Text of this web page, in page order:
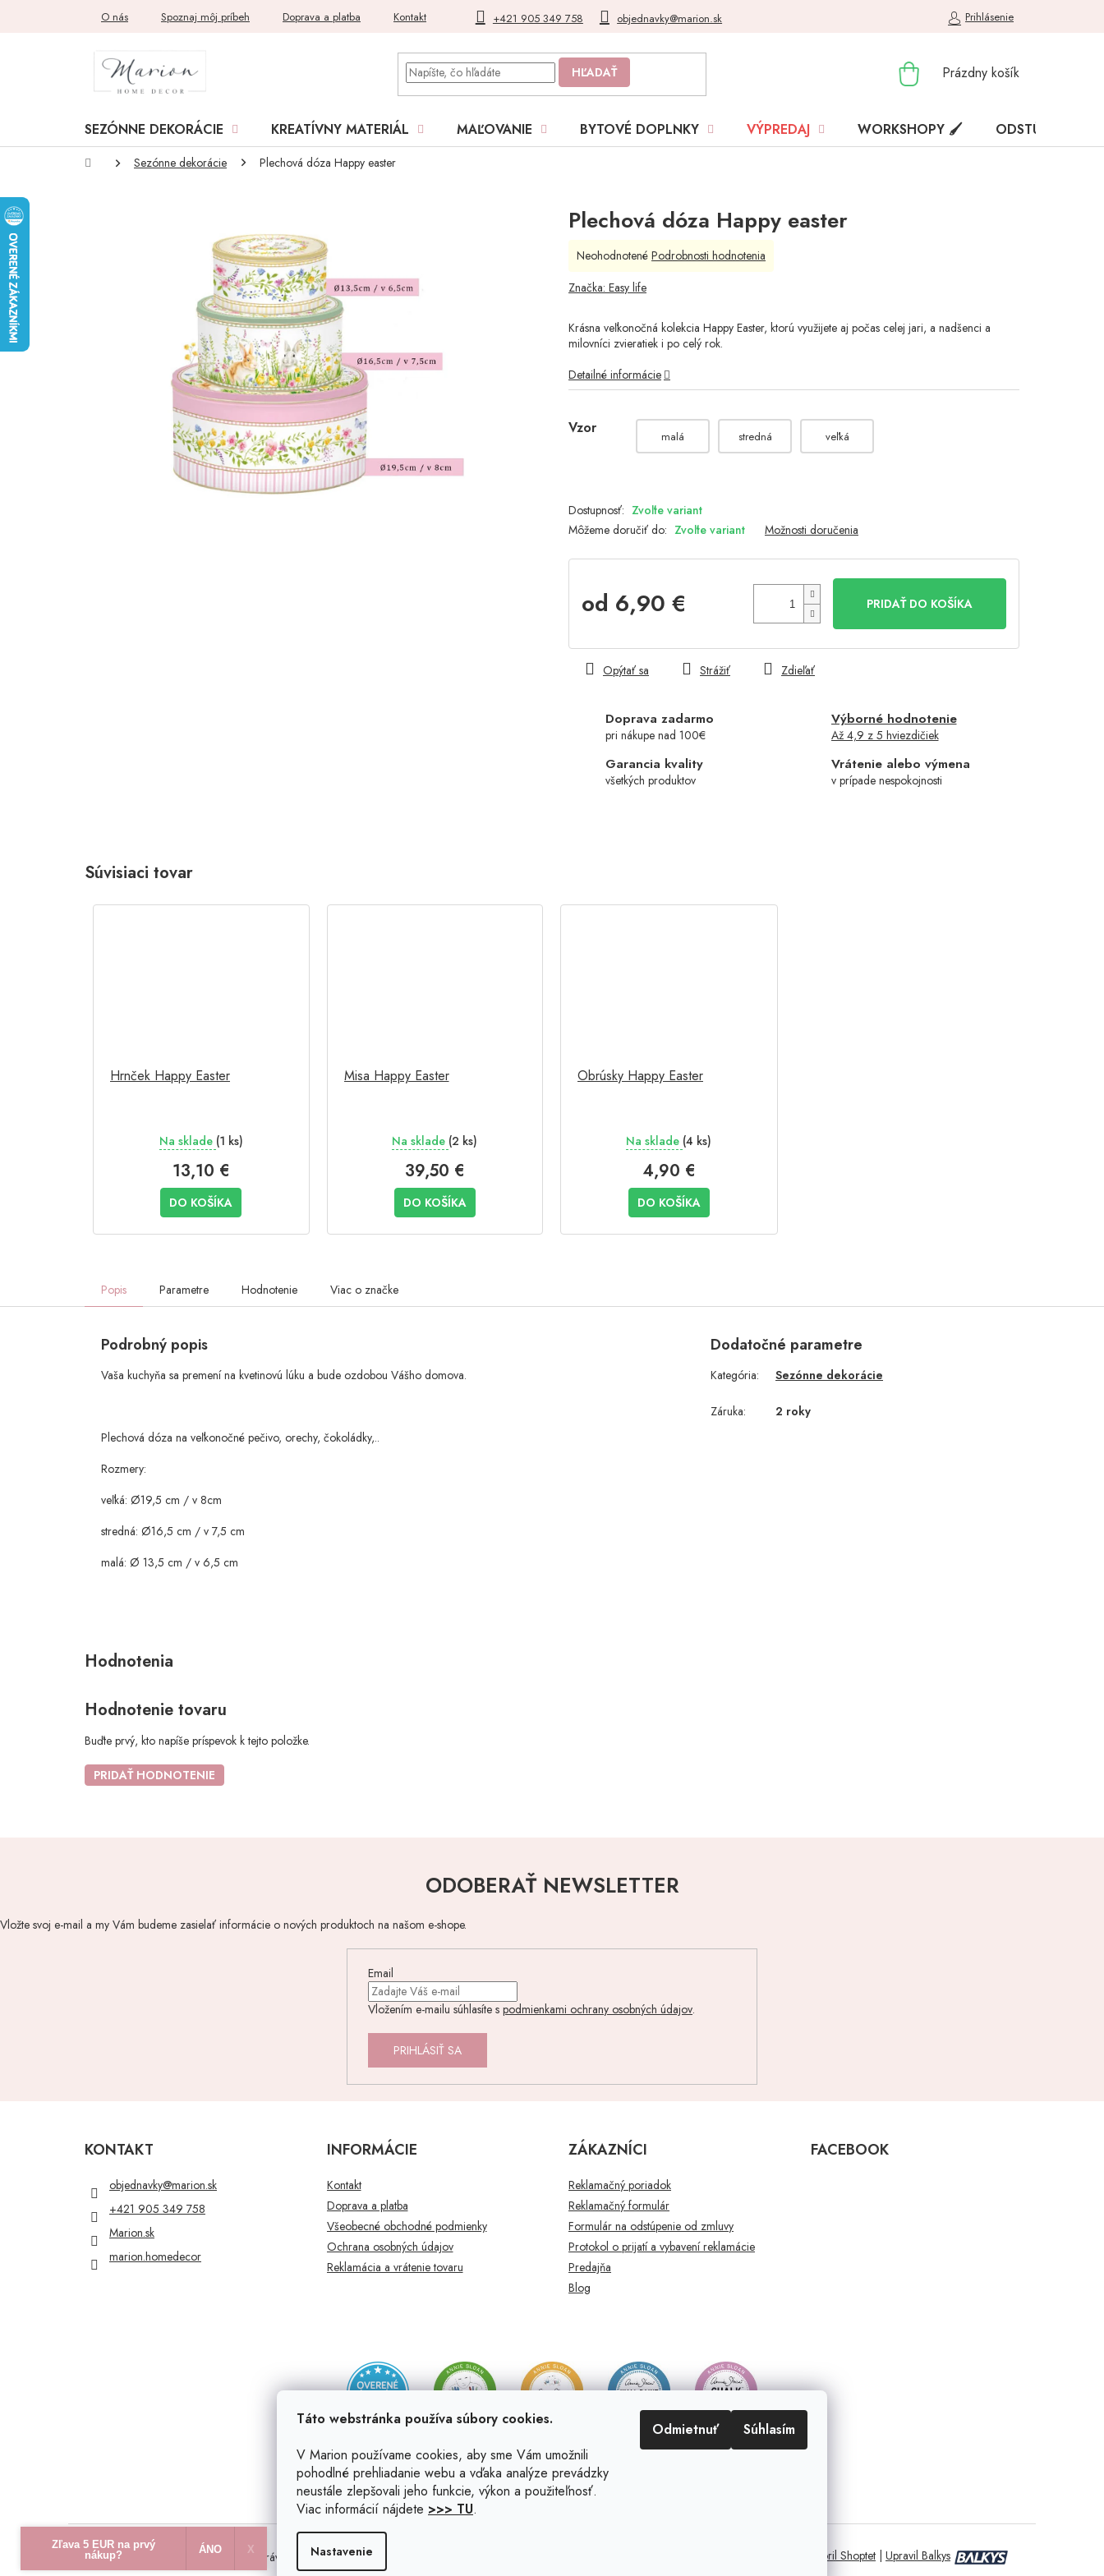
Táto webstránka používa súbory cookies.
V Marion používame cookies, aby sme Vám umožnili
pohodlné prehliadanie webu a vďaka analýze prevádzky
neustále zlepšovali jeho funkcie, výkon a použiteľnosť.
Viac informácií nájdete >>> TU.
Nastavenie
Odmietnuť Súhlasím
+421 905 349 758 objednavky@marion.sk
O nás Spoznaj môj príbeh Doprava a platba Kontakt Blog Moja objednávka Prihlásenie
HĽADAŤ
NÁKUPNÝ
Prázdny košík
SEZÓNNE DEKORÁCIE KREATÍVNY MATERIÁL MAĽOVANIE BYTOVÉ DOPLNKY VÝPREDAJ WORKSHOPY 🖌️ ODSTÚPENIE
DomovSezónne dekorácie Plechová dóza Happy easter
Plechová dóza Happy easter
Vzor malá stredná veľká
Zvoľte variant
Môžeme doručiť do: Zvoľte variant Možnosti doručenia
od 6,90 €
cena:
PRIDAŤ DO KOŠÍKA
Doprava zadarmo
pri nákupe nad 100€
Výborné hodnotenie
Až 4,9 z 5 hviezdičiek
Garancia kvality
všetkých produktov
Vrátenie alebo výmena
v prípade nespokojnosti
Krásna veľkonočná kolekcia Happy Easter, ktorú využijete aj počas celej jari, a nadšenci a
milovníci zvieratiek i po celý rok.
Detailné informácie
Opýtať sa Strážiť Zdieľať
Priemerné
produktu
z
5
Neohodnotené Podrobnosti hodnotenia
Značka: Easy life
Súvisiaci tovar
Hrnček Happy Easter
Na sklade (1 ks)
13,10 €
DO KOŠÍKA
Misa Happy Easter
Na sklade (2 ks)
39,50 €
DO KOŠÍKA
Obrúsky Happy Easter
Na sklade (4 ks)
4,90 €
DO KOŠÍKA
Popis Parametre Hodnotenie Viac o značke
Podrobný popis
Vaša kuchyňa sa premení na kvetinovú lúku a bude ozdobou Vášho domova.
Plechová dóza na veľkonočné pečivo, orechy, čokoládky,..
Rozmery:
veľká: Ø19,5 cm / v 8cm
stredná: Ø16,5 cm / v 7,5 cm
malá: Ø 13,5 cm / v 6,5 cm
Dodatočné parametre
Kategória: Sezónne dekorácie
Záruka: 2 roky
Hodnotenie tovaru
Buďte prvý, kto napíše príspevok k tejto položke.
PRIDAŤ HODNOTENIE
ODOBERAŤ NEWSLETTER
Vložte svoj e-mail a my Vám budeme zasielať informácie o nových produktoch na našom e-shope.
Email
Vložením e-mailu súhlasíte s podmienkami ochrany osobných údajov.
PRIHLÁSIŤ SA
KONTAKT
objednavky@marion.sk
+421 905 349 758
Marion.sk
marion.homedecor
INFORMÁCIE
Kontakt
Doprava a platba
Všeobecné obchodné podmienky
Ochrana osobných údajov
Reklamácia a vrátenie tovaru
ZÁKAZNÍCI
Reklamačný poriadok
Reklamačný formulár
Formulár na odstúpenie od zmluvy
Protokol o prijatí a vybavení reklamácie
Predajňa
Blog
FACEBOOK
Vytvoril Shoptet Upravil Balkys
Copyright 2026 Marion.sk. Všetky práva vyhradené.Upraviť nastavenie cookies
Zľava 5 EUR na prvý
nákup?
ÁNO X​